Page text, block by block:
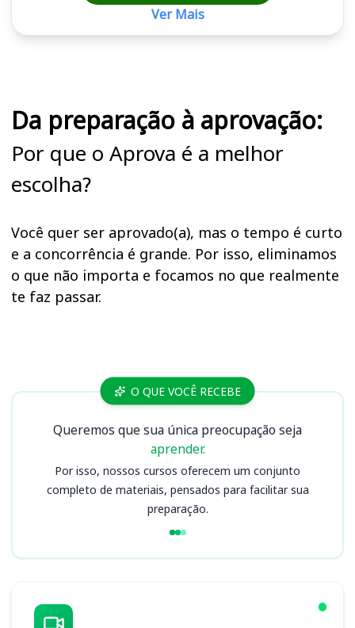
Ver Mais
Da preparação à aprovação:
Por que o Aprova é a melhor
escolha?
Você quer ser aprovado(a), mas o tempo é curto
e a concorrência é grande. Por isso, eliminamos
o que não importa e focamos no que realmente
te faz passar.
Cursos O QUE VOCÊ RECEBE
Queremos que sua única preocupação seja
aprender.
Por isso, nossos cursos oferecem um conjunto
completo de materiais, pensados para facilitar sua
preparação.